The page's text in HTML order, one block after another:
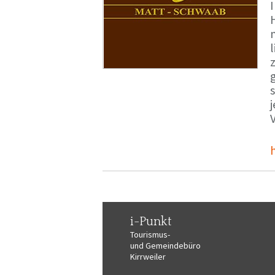
i-Punkt
Tourismus-
und Gemeindebüro
Kirrweiler